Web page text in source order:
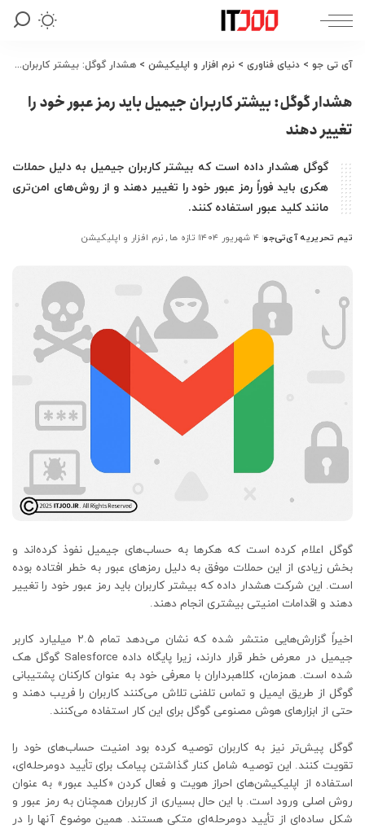
آی تی جو > دنیای فناوری > نرم افزار و اپلیکیشن > هشدار گوگل: بیشتر کاربران جیمیل باید رمز عبور خود را تغییر دهند
هشدار گوگل: بیشتر کاربران جیمیل باید رمز عبور خود را
تغییر دهند
گوگل هشدار داده است که بیشتر کاربران جیمیل به دلیل حملات
هکری باید فوراً رمز عبور خود را تغییر دهند و از روش‌های امن‌تری
مانند کلید عبور استفاده کنند.
ارسال
تیم تحریریه آی‌تی‌جو ۴ شهریور ۱۴۰۴ تازه ها نرم افزار و اپلیکیشن
گوگل اعلام کرده است که هکرها به حساب‌های جیمیل نفوذ کرده‌اند و
بخش زیادی از این حملات موفق به دلیل رمزهای عبور به خطر افتاده بوده
است. این شرکت هشدار داده که بیشتر کاربران باید رمز عبور خود را تغییر
دهند و اقدامات امنیتی بیشتری انجام دهند.
اخیراً گزارش‌هایی منتشر شده که نشان می‌دهد تمام ۲.۵ میلیارد کاربر
جیمیل در معرض خطر قرار دارند، زیرا پایگاه داده Salesforce گوگل هک
شده است. همزمان، کلاهبرداران با معرفی خود به عنوان کارکنان پشتیبانی
گوگل از طریق ایمیل و تماس تلفنی تلاش می‌کنند کاربران را فریب دهند و
حتی از ابزارهای هوش مصنوعی گوگل برای این کار استفاده می‌کنند.
گوگل پیش‌تر نیز به کاربران توصیه کرده بود امنیت حساب‌های خود را
تقویت کنند. این توصیه شامل کنار گذاشتن پیامک برای تأیید دومرحله‌ای،
استفاده از اپلیکیشن‌های احراز هویت و فعال کردن «کلید عبور» به عنوان
روش اصلی ورود است. با این حال بسیاری از کاربران همچنان به رمز عبور و
شکل ساده‌ای از تأیید دومرحله‌ای متکی هستند. همین موضوع آنها را در